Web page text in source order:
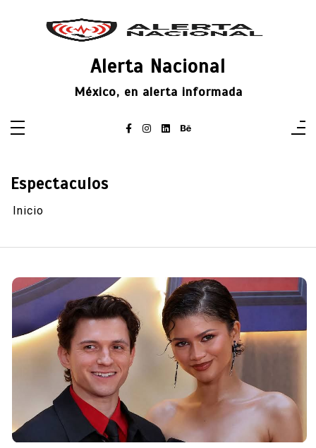
Alerta Nacional
México, en alerta informada
Espectaculos
Inicio